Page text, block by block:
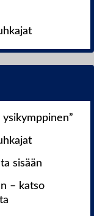
sisään
– katso